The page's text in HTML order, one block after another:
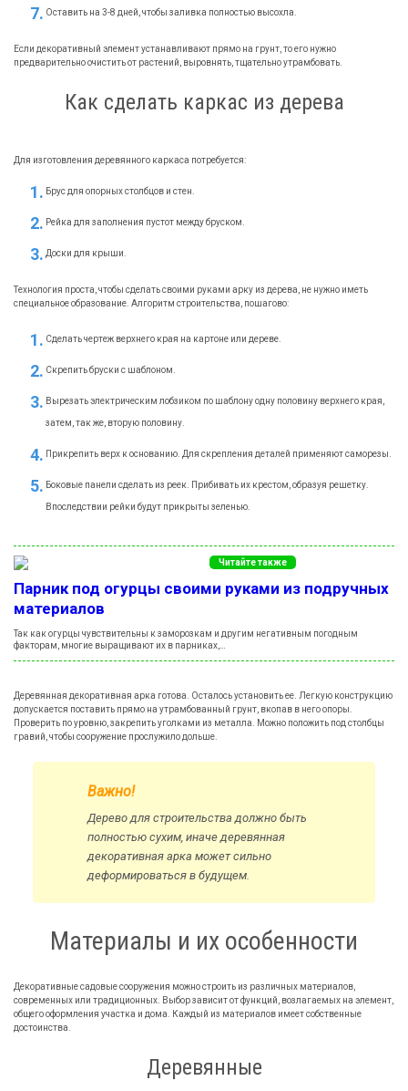
Оставить на 3-8 дней, чтобы заливка полностью высохла.
Если декоративный элемент устанавливают прямо на грунт, то его нужно
предварительно очистить от растений, выровнять, тщательно утрамбовать.
Как сделать каркас из дерева
Для изготовления деревянного каркаса потребуется:
Брус для опорных столбцов и стен.
Рейка для заполнения пустот между бруском.
Доски для крыши.
Технология проста, чтобы сделать своими руками арку из дерева, не нужно иметь
специальное образование. Алгоритм строительства, пошагово:
Сделать чертеж верхнего края на картоне или дереве.
Скрепить бруски с шаблоном.
Вырезать электрическим лобзиком по шаблону одну половину верхнего края,
затем, так же, вторую половину.
Прикрепить верх к основанию. Для скрепления деталей применяют саморезы.
Боковые панели сделать из реек. Прибивать их крестом, образуя решетку.
Впоследствии рейки будут прикрыты зеленью.
Читайте также
Парник под огурцы своими руками из подручных
материалов
Так как огурцы чувствительны к заморозкам и другим негативным погодным
факторам, многие выращивают их в парниках,…
Деревянная декоративная арка готова. Осталось установить ее. Легкую конструкцию
допускается поставить прямо на утрамбованный грунт, вкопав в него опоры.
Проверить по уровню, закрепить уголками из металла. Можно положить под столбцы
гравий, чтобы сооружение прослужило дольше.
Важно!
Дерево для строительства должно быть
полностью сухим, иначе деревянная
декоративная арка может сильно
деформироваться в будущем.
Материалы и их особенности
Декоративные садовые сооружения можно строить из различных материалов,
современных или традиционных. Выбор зависит от функций, возлагаемых на элемент,
общего оформления участка и дома. Каждый из материалов имеет собственные
достоинства.
Деревянные